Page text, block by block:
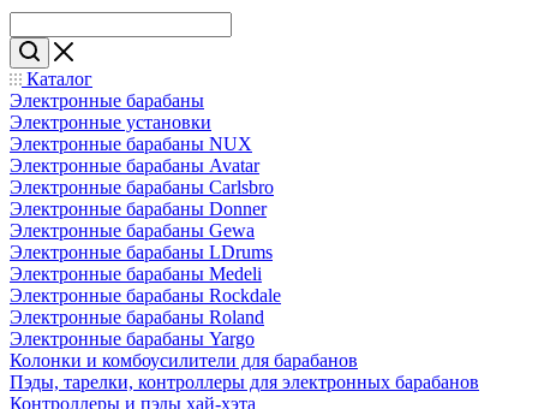
Каталог
Электронные барабаны
Электронные установки
Электронные барабаны NUX
Электронные барабаны Avatar
Электронные барабаны Carlsbro
Электронные барабаны Donner
Электронные барабаны Gewa
Электронные барабаны LDrums
Электронные барабаны Medeli
Электронные барабаны Rockdale
Электронные барабаны Roland
Электронные барабаны Yargo
Колонки и комбоусилители для барабанов
Пэды, тарелки, контроллеры для электронных барабанов
Контроллеры и пэды хай-хэта